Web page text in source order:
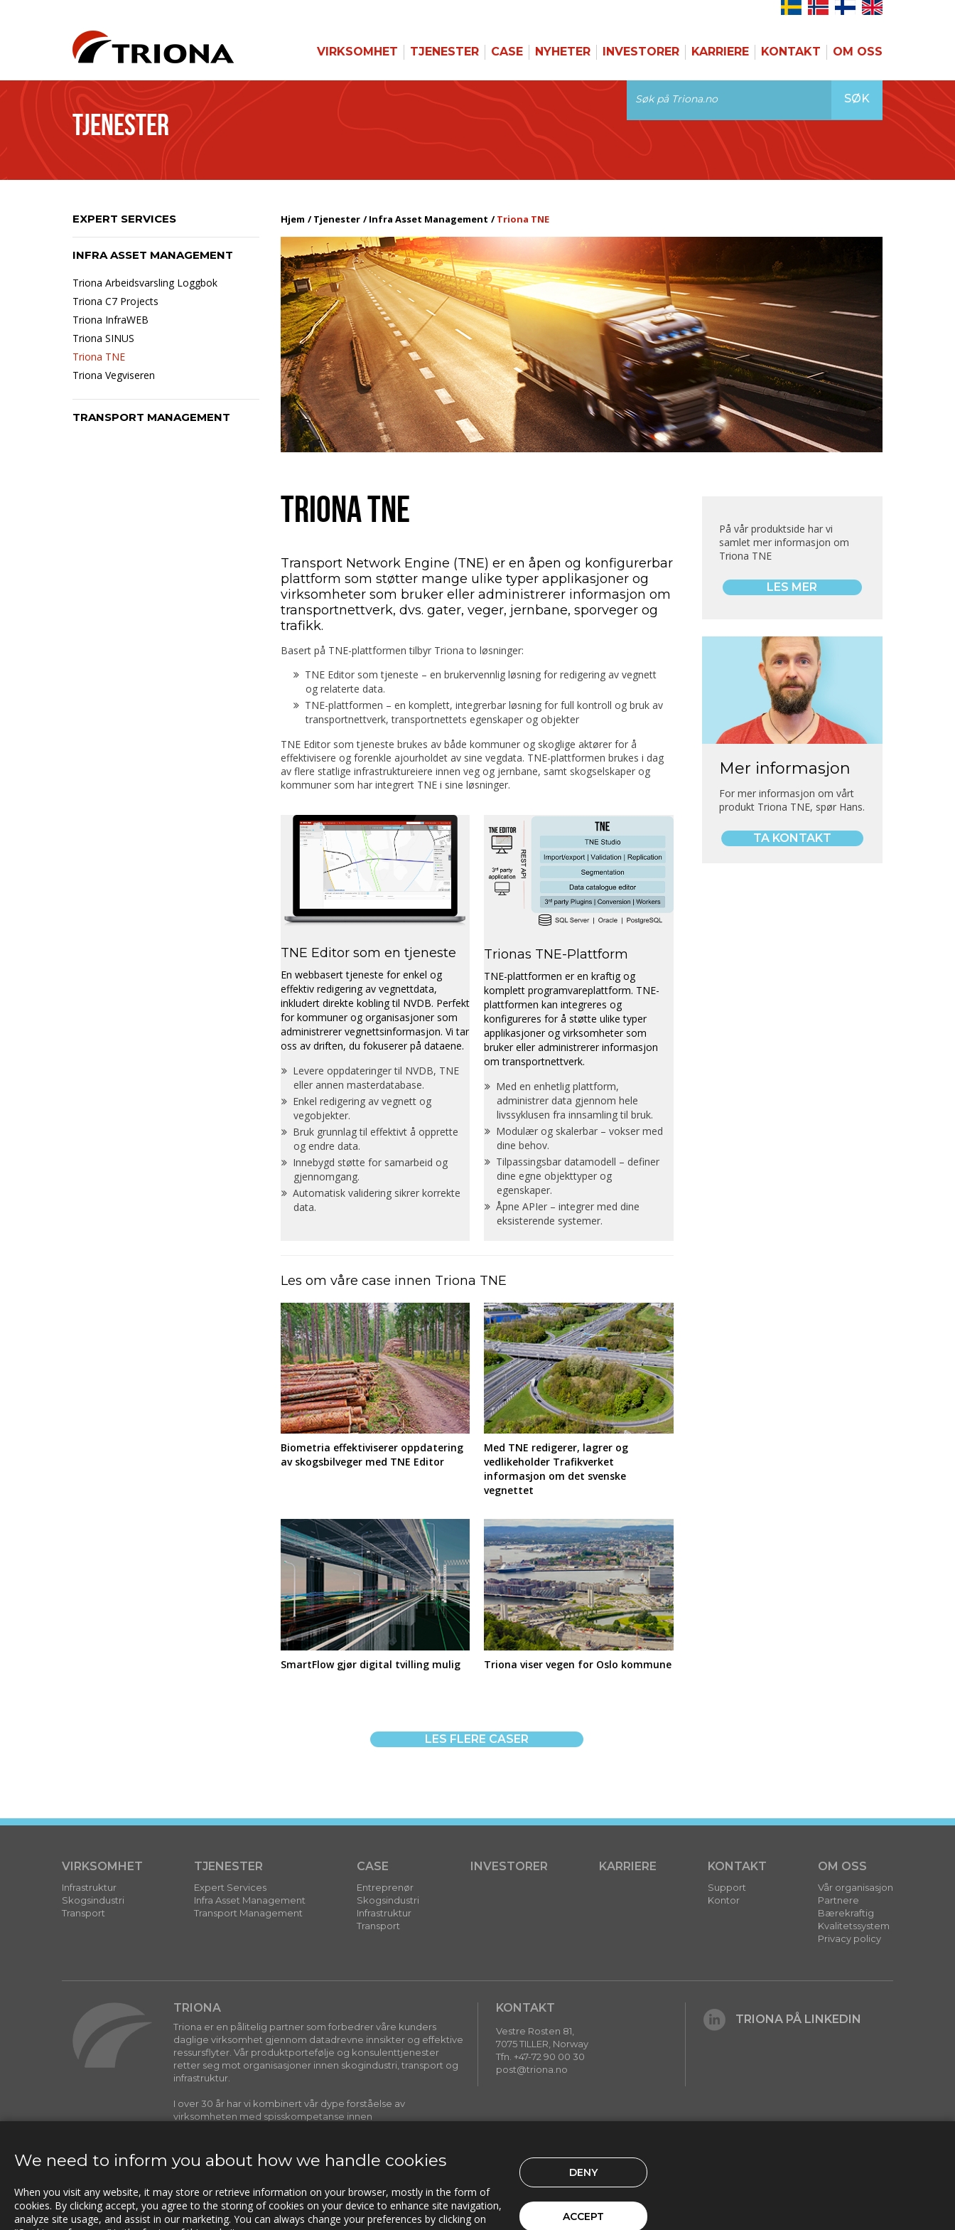
VIRKSOMHET TJENESTER CASE NYHETER INVESTORER KARRIERE KONTAKT OM OSS
TJENESTER
SØK
EXPERT SERVICES
INFRA ASSET MANAGEMENT
Triona Arbeidsvarsling Loggbok
Triona C7 Projects
Triona InfraWEB
Triona SINUS
Triona TNE
Triona Vegviseren
TRANSPORT MANAGEMENT
Hjem Tjenester Infra Asset Management Triona TNE
TRIONA TNE
Transport Network Engine (TNE) er en åpen og konfigurerbar
plattform som støtter mange ulike typer applikasjoner og
virksomheter som bruker eller administrerer informasjon om
transportnettverk, dvs. gater, veger, jernbane, sporveger og
trafikk.
Basert på TNE-plattformen tilbyr Triona to løsninger:
TNE Editor som tjeneste – en brukervennlig løsning for redigering av vegnett
og relaterte data.
TNE-plattformen – en komplett, integrerbar løsning for full kontroll og bruk av
transportnettverk, transportnettets egenskaper og objekter
TNE Editor som tjeneste brukes av både kommuner og skoglige aktører for å
effektivisere og forenkle ajourholdet av sine vegdata. TNE-plattformen brukes i dag
av flere statlige infrastruktureiere innen veg og jernbane, samt skogselskaper og
kommuner som har integrert TNE i sine løsninger.
TNE Editor som en tjeneste
En webbasert tjeneste for enkel og
effektiv redigering av vegnettdata,
inkludert direkte kobling til NVDB. Perfekt
for kommuner og organisasjoner som
administrerer vegnettsinformasjon. Vi tar
oss av driften, du fokuserer på dataene.
Levere oppdateringer til NVDB, TNE
eller annen masterdatabase.
Enkel redigering av vegnett og
vegobjekter.
Bruk grunnlag til effektivt å opprette
og endre data.
Innebygd støtte for samarbeid og
gjennomgang.
Automatisk validering sikrer korrekte
data.
Trionas TNE-Plattform
TNE-plattformen er en kraftig og
komplett programvareplattform. TNE-
plattformen kan integreres og
konfigureres for å støtte ulike typer
applikasjoner og virksomheter som
bruker eller administrerer informasjon
om transportnettverk.
Med en enhetlig plattform,
administrer data gjennom hele
livssyklusen fra innsamling til bruk.
Modulær og skalerbar – vokser med
dine behov.
Tilpassingsbar datamodell – definer
dine egne objekttyper og
egenskaper.
Åpne APIer – integrer med dine
eksisterende systemer.
Les om våre case innen Triona TNE
Biometria effektiviserer oppdatering
av skogsbilveger med TNE Editor
Med TNE redigerer, lagrer og
vedlikeholder Trafikverket
informasjon om det svenske
vegnettet
SmartFlow gjør digital tvilling mulig Triona viser vegen for Oslo kommune
LES FLERE CASER
På vår produktside har vi
samlet mer informasjon om
Triona TNE
LES MER
Mer informasjon
For mer informasjon om vårt
produkt Triona TNE, spør Hans.
TA KONTAKT
VIRKSOMHET
Infrastruktur
Skogsindustri
Transport
TJENESTER
Expert Services
Infra Asset Management
Transport Management
CASE
Entreprenør
Skogsindustri
Infrastruktur
Transport
INVESTORER KARRIERE KONTAKT
Support
Kontor
OM OSS
Vår organisasjon
Partnere
Bærekraftig
Kvalitetssystem
Privacy policy
TRIONA
Triona er en pålitelig partner som forbedrer våre kunders
daglige virksomhet gjennom datadrevne innsikter og effektive
ressursflyter. Vår produktportefølje og konsulenttjenester
retter seg mot organisasjoner innen skogindustri, transport og
infrastruktur.
I over 30 år har vi kombinert vår dype forståelse av
virksomheten med spisskompetanse innen
KONTAKT
Vestre Rosten 81,
7075 TILLER, Norway
Tfn. +47-72 90 00 30
post@triona.no
TRIONA PÅ LINKEDIN
© 2026 Triona AS Cookie preferences
We need to inform you about how we handle cookies
When you visit any website, it may store or retrieve information on your browser, mostly in the form of
cookies. By clicking accept, you agree to the storing of cookies on your device to enhance site navigation,
analyze site usage, and assist in our marketing. You can always change your preferences by clicking on
DENY
ACCEPT